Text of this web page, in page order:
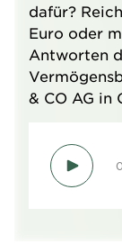
dafür?
Euro oder
Antworten
& CO AG in